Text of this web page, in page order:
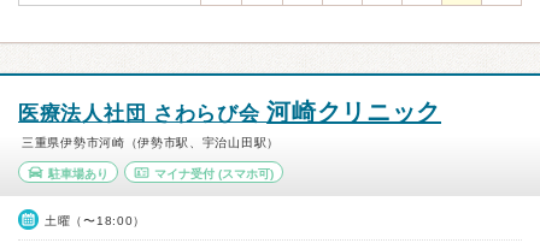
医療法人社団 さわらび会河崎クリニック
三重県伊勢市河崎（伊勢市駅、宇治山田駅）
駐車場あり マイナ受付(スマホ可)
土曜（〜18:00）